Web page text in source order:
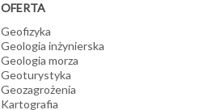
OFERTA
Geofizyka
Geologia inżynierska
Geologia morza
Geoturystyka
Geozagrożenia
Kartografia